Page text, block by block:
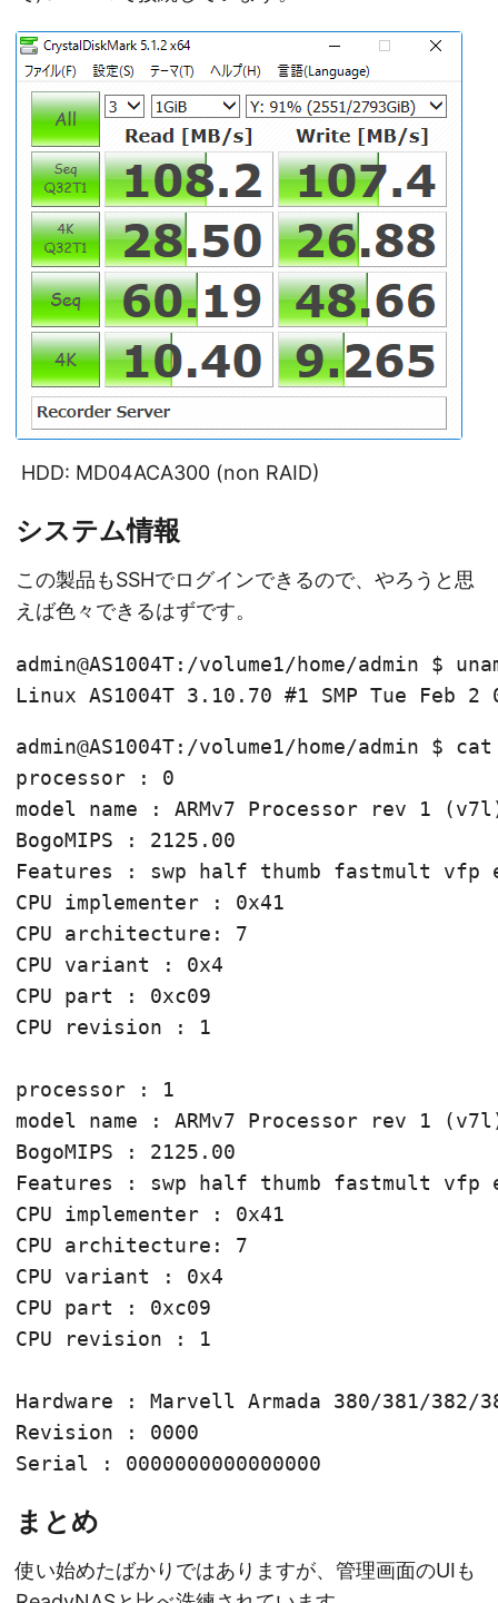
HDD: MD04ACA300 (non RAID)
システム情報
この製品もSSHでログインできるので、やろうと思
えば色々できるはずです。
admin@AS1004T:/volume1/home/admin $
admin@AS1004T:/volume1/home/admin $
processor : 0
model name : ARMv7 Processor rev 1
BogoMIPS : 2125.00
Features : swp half thumb fastmult vfp
CPU implementer : 0x41
CPU architecture: 7
CPU variant : 0x4
CPU part : 0xc09
CPU revision : 1
processor : 1
model name : ARMv7 Processor rev 1
BogoMIPS : 2125.00
Features : swp half thumb fastmult vfp
CPU implementer : 0x41
CPU architecture: 7
CPU variant : 0x4
CPU part : 0xc09
CPU revision : 1
Hardware : Marvell Armada 380/381/382/
Revision : 0000
まとめ
使い始めたばかりではありますが、管理画面のUIも